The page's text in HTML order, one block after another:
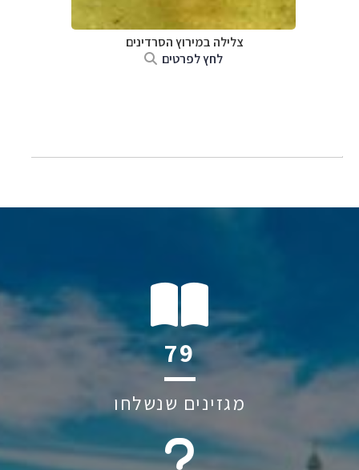
צלילה במירוץ הסרדינים
לחץ לפרטים
146
מגזינים שנשלחו